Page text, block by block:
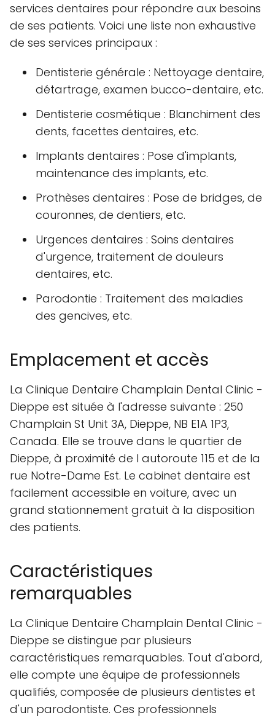
services dentaires pour répondre aux besoins
de ses patients. Voici une liste non exhaustive
de ses services principaux :
Dentisterie générale : Nettoyage dentaire,
détartrage, examen bucco-dentaire, etc.
Dentisterie cosmétique : Blanchiment des
dents, facettes dentaires, etc.
Implants dentaires : Pose d'implants,
maintenance des implants, etc.
Prothèses dentaires : Pose de bridges, de
couronnes, de dentiers, etc.
Urgences dentaires : Soins dentaires
d'urgence, traitement de douleurs
dentaires, etc.
Parodontie : Traitement des maladies
des gencives, etc.
Emplacement et accès
La Clinique Dentaire Champlain Dental Clinic -
Dieppe est située à l'adresse suivante : 250
Champlain St Unit 3A, Dieppe, NB E1A 1P3,
Canada. Elle se trouve dans le quartier de
Dieppe, à proximité de l autoroute 115 et de la
rue Notre-Dame Est. Le cabinet dentaire est
facilement accessible en voiture, avec un
grand stationnement gratuit à la disposition
des patients.
Caractéristiques
remarquables
La Clinique Dentaire Champlain Dental Clinic -
Dieppe se distingue par plusieurs
caractéristiques remarquables. Tout d'abord,
elle compte une équipe de professionnels
qualifiés, composée de plusieurs dentistes et
d'un parodontiste. Ces professionnels